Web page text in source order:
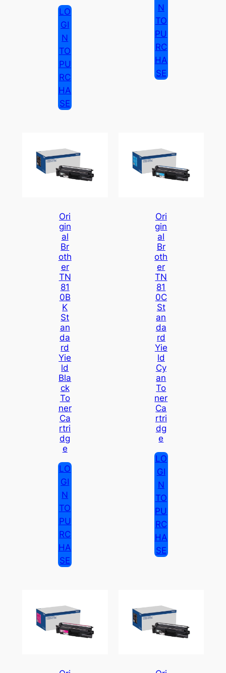
LO
GI
N
TO
PU
RC
HA
SE
N
TO
PU
RC
HA
SE
Ori
Gin
Al
Br
Oth
Er
TN
81
0B
K
St
An
Da
Rd
Yie
Ld
Bla
Ck
To
Ner
Ca
Rtri
Dg
E
LO
GI
N
TO
PU
RC
HA
SE
Ori
Gin
Al
Br
Oth
Er
TN
81
0C
St
An
Da
Rd
Yie
Ld
Cy
An
To
Ner
Ca
Rtri
Dg
E
LO
GI
N
TO
PU
RC
HA
SE